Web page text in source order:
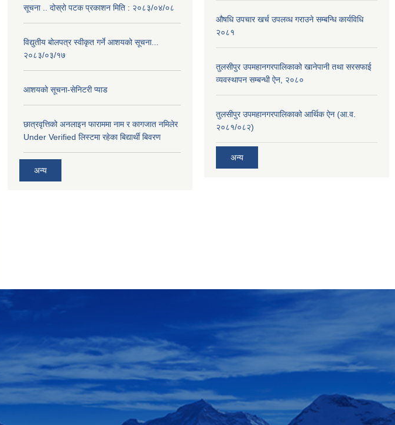
सूचना .. दोस्रो पटक प्रकाशन मिति : २०८३/०४/०८
विद्युतीय बोलपत्र स्वीकृत गर्ने आशयको सूचना...
२०८३/०३/१७
आशयको सूचना-सेनिटरी प्याड
छात्रवृत्तिको अनलाइन फाराममा नाम र कागजात नमिलेर
Under Verified लिस्टमा रहेका बिद्यार्थी बिवरण
अन्य
औषधि उपचार खर्च उपलव्ध गराउने सम्बन्धि कार्यविधि
२०८१
तुलसीपुर उपमहानगरपालिकाको खानेपानी तथा सरसफाई
व्यवस्थापन सम्बन्धी ऐन, २०८०
तुलसीपुर उपमहानगरपालिकाको आर्थिक ऐन (आ.व.
२०८१/०८२)
अन्य